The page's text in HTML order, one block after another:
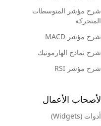
شرح مؤشر المتوسطات
المتحركة
شرح مؤشر MACD
شرح نماذج الهارمونيك
شرح مؤشر RSI
لأصحاب الأعمال
أدوات (Widgets)